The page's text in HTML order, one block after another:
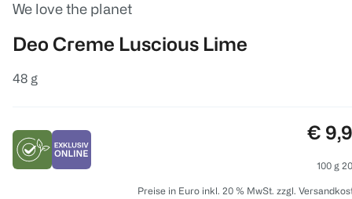
We love the planet
Deo Creme Luscious Lime
48 g
€
100 g
Preise in Euro inkl. 20 % MwSt. zzgl.